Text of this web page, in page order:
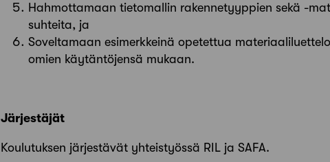
Hahmottamaan tietomallin rakennetyyppien sekä -
suhteita, ja
Soveltamaan esimerkkeinä opetettua
omien käytäntöjensä mukaan.
Järjestäjät
Koulutuksen järjestävät yhteistyössä RIL ja SAFA.